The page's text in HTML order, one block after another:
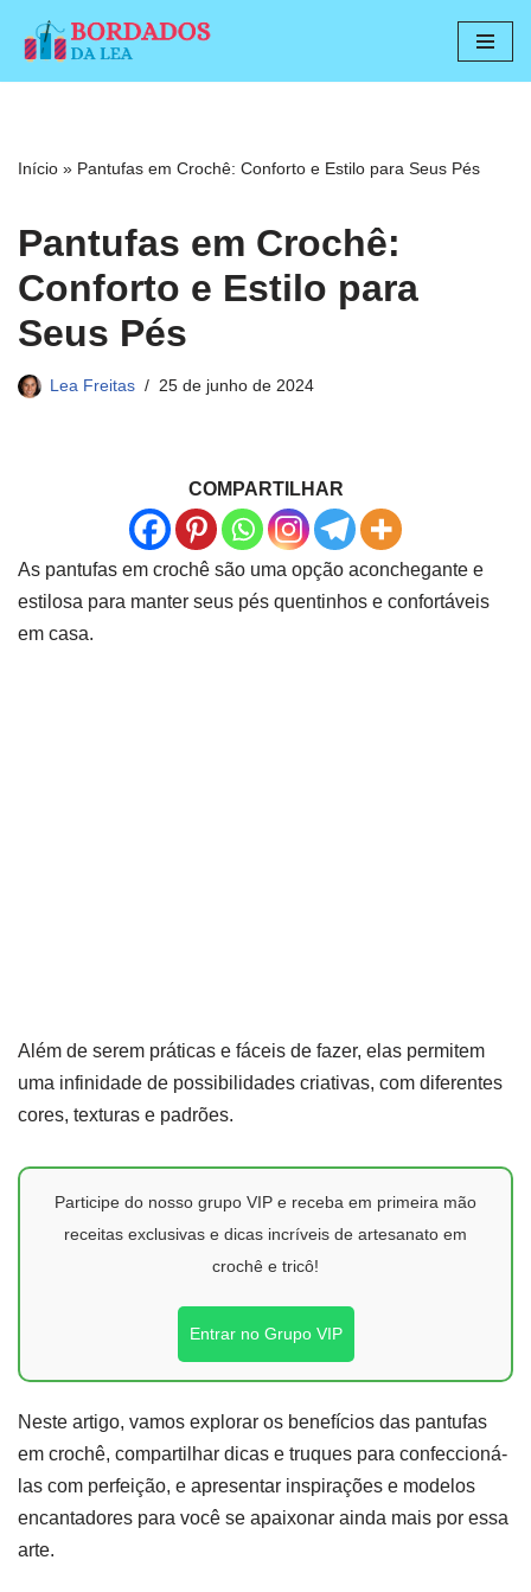
Pular
conteúdo
Início » Pantufas em Crochê: Conforto e Estilo para Seus Pés
Pantufas em Crochê:
Conforto e Estilo para
Seus Pés
Lea Freitas 25 de junho de 2024
COMPARTILHAR
As pantufas em crochê são uma opção aconchegante e
estilosa para manter seus pés quentinhos e confortáveis
em casa.
Além de serem práticas e fáceis de fazer, elas permitem
uma infinidade de possibilidades criativas, com diferentes
cores, texturas e padrões.
Participe do nosso grupo VIP e receba em primeira mão
receitas exclusivas e dicas incríveis de artesanato em
crochê e tricô!
Entrar no Grupo VIP
Neste artigo, vamos explorar os benefícios das pantufas
em crochê, compartilhar dicas e truques para confeccioná-
las com perfeição, e apresentar inspirações e modelos
encantadores para você se apaixonar ainda mais por essa
arte.